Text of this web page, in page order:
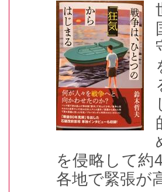
を侵略して約
各地で緊張が